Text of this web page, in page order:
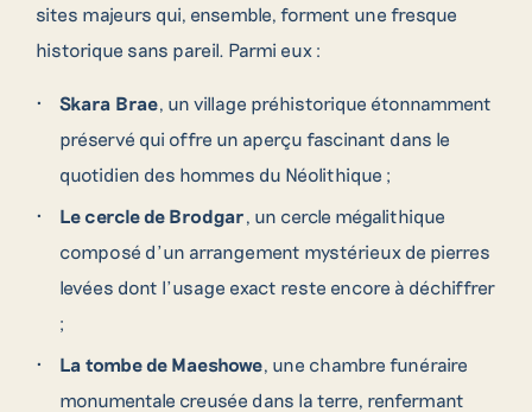
sites majeurs qui, ensemble, forment une fresque
historique sans pareil. Parmi eux :
Skara Brae , un village préhistorique étonnamment
préservé qui offre un aperçu fascinant dans le
quotidien des hommes du Néolithique ;
Le cercle de Brodgar , un cercle mégalithique
composé d’un arrangement mystérieux de pierres
levées dont l’usage exact reste encore à déchiffrer
;
La tombe de Maeshowe , une chambre funéraire
monumentale creusée dans la terre, renfermant